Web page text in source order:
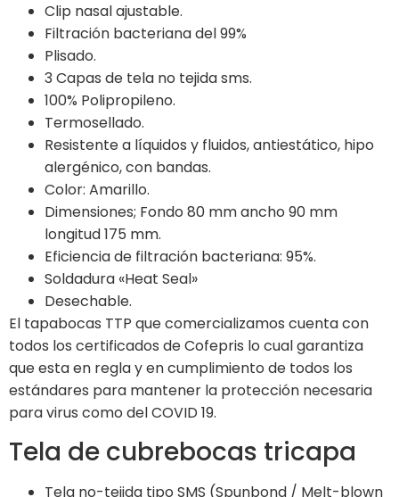
Clip nasal ajustable.
Filtración bacteriana del 99%
Plisado.
3 Capas de tela no tejida sms.
100% Polipropileno.
Termosellado.
Resistente a líquidos y fluidos, antiestático, hipo
alergénico, con bandas.
Color: Amarillo.
Dimensiones; Fondo 80 mm ancho 90 mm
longitud 175 mm.
Eficiencia de filtración bacteriana: 95%.
Soldadura «Heat Seal»
Desechable.
El tapabocas TTP que comercializamos cuenta con
todos los certificados de Cofepris lo cual garantiza
que esta en regla y en cumplimiento de todos los
estándares para mantener la protección necesaria
para virus como del COVID 19.
Tela de cubrebocas tricapa
Tela no-tejida tipo SMS (Spunbond / Melt-blown